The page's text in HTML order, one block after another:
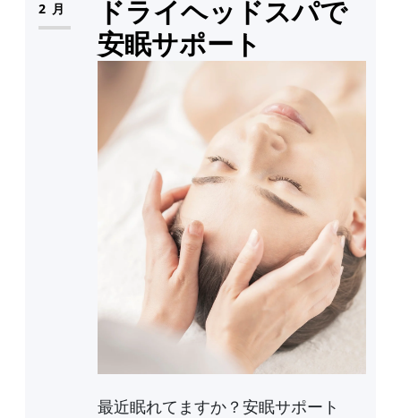
2月
ドライヘッドスパで
安眠サポート
最近眠れてますか？安眠サポート